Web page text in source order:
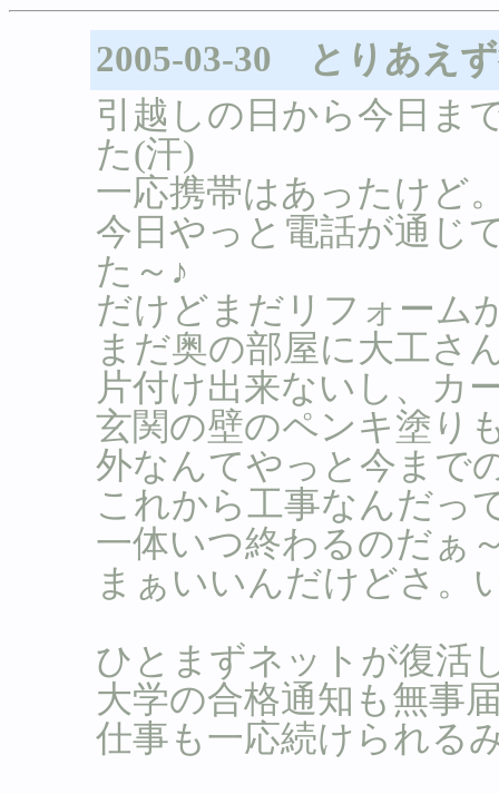
2005-03-30 とりあえ
引越しの日から今日ま
た(汗)
一応携帯はあったけど
今日やっと電話が通じ
た～♪
だけどまだリフォーム
まだ奥の部屋に大工さ
片付け出来ないし、カ
玄関の壁のペンキ塗り
外なんてやっと今まで
これから工事なんだっ
一体いつ終わるのだぁ
まぁいいんだけどさ。
ひとまずネットが復活
大学の合格通知も無事
仕事も一応続けられる